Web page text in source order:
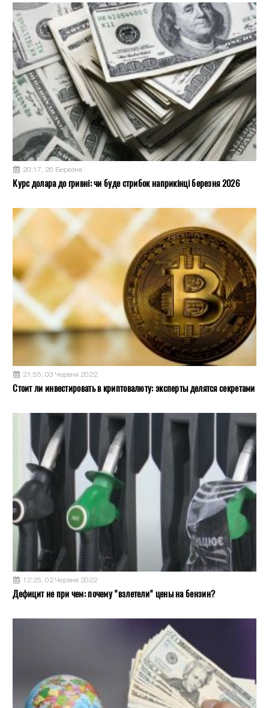
20:17, 26 Березня
Курс долара до гривні: чи буде стрибок наприкінці березня 2026
21:55, 03 Червня 2022
Стоит ли инвестировать в криптовалюту: эксперты делятся секретами
12:25, 02 Червня 2022
Дефицит не при чем: почему "взлетели" цены на бензин?